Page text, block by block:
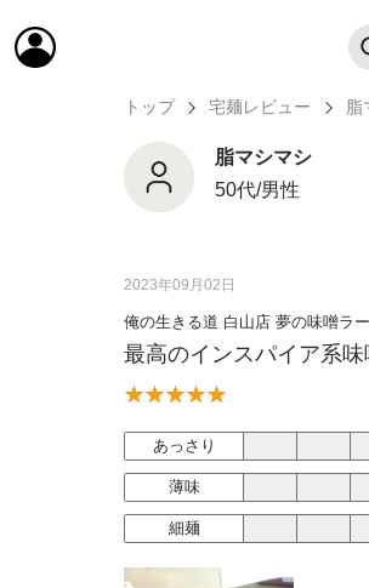
トップ 宅麺レビュー 脂
脂マシマシ
50代/男性
2023年09月02日
俺の生きる道 白山店 夢の味噌ラ
最高のインスパイア系
あっさり
薄味
細麺